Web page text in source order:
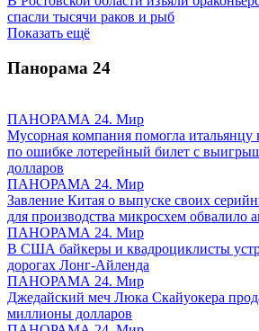
спасли тысячи раков и рыб
Показать ещё
Панорама 24
ПАНОРАМА 24. Мир
Мусорная компания помогла
по ошибке лотерейный билет с
долларов
ПАНОРАМА 24. Мир
Завление Китая о выпуске своих
для производства микросхем обвалило
ПАНОРАМА 24. Мир
В США байкеры и квадроциклисты
дорогах Лонг-Айленда
ПАНОРАМА 24. Мир
Джедайский меч Люка Скайуокера
миллионы долларов